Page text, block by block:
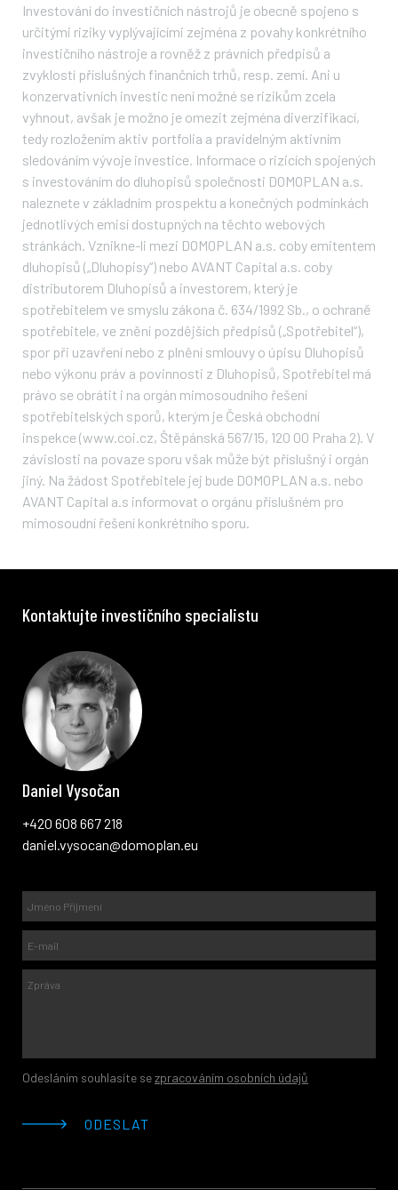
Investování do investičních nástrojů je obecně spojeno s
určitými riziky vyplývajícími zejména z povahy konkrétního
investičního nástroje a rovněž z právních předpisů a
zvyklostí příslušných finančních trhů, resp. zemí. Ani u
konzervativních investic není možné se rizikům zcela
vyhnout, avšak je možno je omezit zejména diverzifikací,
tedy rozložením aktiv portfolia a pravidelným aktivním
sledováním vývoje investice. Informace o rizicích spojených
s investováním do dluhopisů společnosti DOMOPLAN a.s.
naleznete v základním prospektu a konečných podmínkách
jednotlivých emisí dostupných na těchto webových
stránkách. Vznikne-li mezi DOMOPLAN a.s. coby emitentem
dluhopisů („Dluhopisy“) nebo AVANT Capital a.s. coby
distributorem Dluhopisů a investorem, který je
spotřebitelem ve smyslu zákona č. 634/1992 Sb., o ochraně
spotřebitele, ve znění pozdějších předpisů („Spotřebitel“),
spor při uzavření nebo z plnění smlouvy o úpisu Dluhopisů
nebo výkonu práv a povinnosti z Dluhopisů, Spotřebitel má
právo se obrátit i na orgán mimosoudního řešení
spotřebitelských sporů, kterým je Česká obchodní
inspekce (www.coi.cz, Štěpánská 567/15, 120 00 Praha 2). V
závislosti na povaze sporu však může být příslušný i orgán
jiný. Na žádost Spotřebitele jej bude DOMOPLAN a.s. nebo
AVANT Capital a.s informovat o orgánu příslušném pro
mimosoudní řešení konkrétního sporu.
Kontaktujte investičního specialistu
Daniel Vysočan
+420 608 667 218
daniel.vysocan@domoplan.eu
Odesláním souhlasíte sezpracováním osobních údajů
ODESLAT